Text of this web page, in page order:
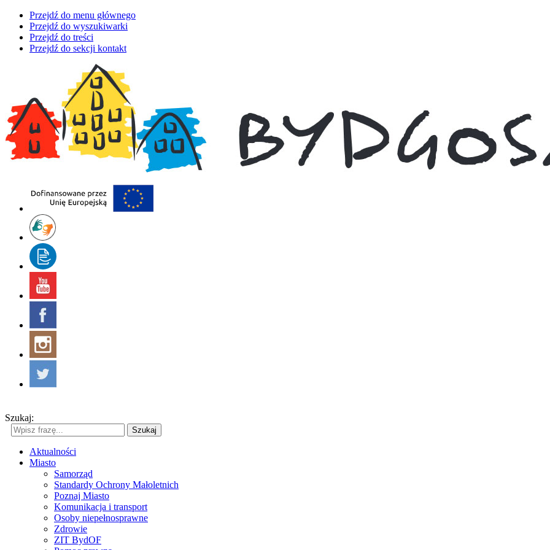
Przejdź do menu głównego
Przejdź do wyszukiwarki
Przejdź do treści
Przejdź do sekcji kontakt
Szukaj:
Szukaj
Aktualności
Miasto
Samorząd
Standardy Ochrony Małoletnich
Poznaj Miasto
Komunikacja i transport
Osoby niepełnosprawne
Zdrowie
ZIT BydOF